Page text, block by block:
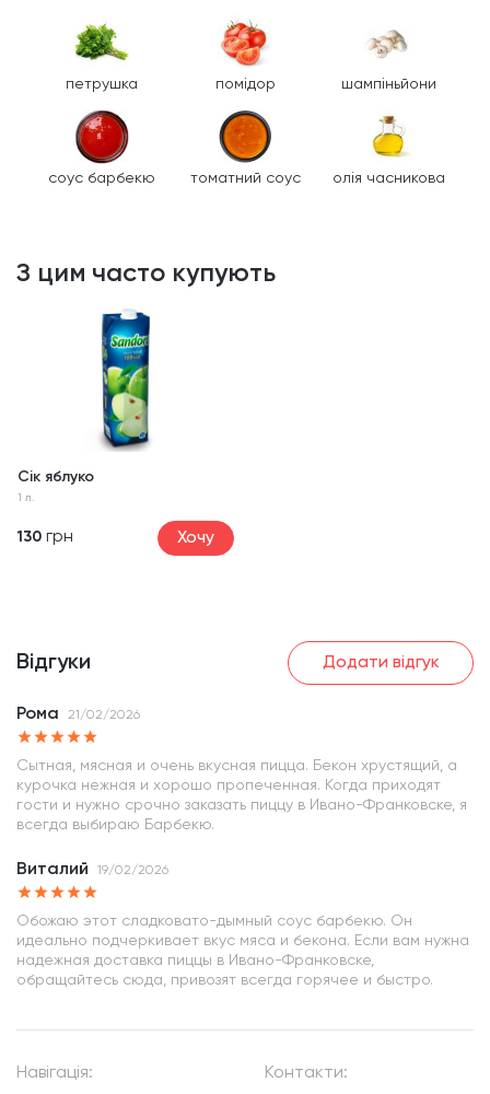
петрушка помідор шампіньйони
соус барбекю томатний соус олія часникова
З цим часто купують
Сік яблуко
1 л.
130 грн Хочу
Відгуки Додати відгук
Рома 21/02/2026
Сытная, мясная и очень вкусная пицца. Бекон хрустящий, а
курочка нежная и хорошо пропеченная. Когда приходят
гости и нужно срочно заказать пиццу в Ивано-Франковске, я
всегда выбираю Барбекю.
Виталий 19/02/2026
Обожаю этот сладковато-дымный соус барбекю. Он
идеально подчеркивает вкус мяса и бекона. Если вам нужна
надежная доставка пиццы в Ивано-Франковске,
обращайтесь сюда, привозят всегда горячее и быстро.
Навігація: Контакти: